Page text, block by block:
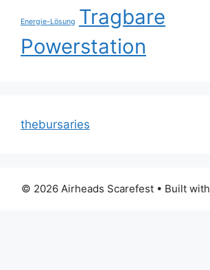
Energie-Lösung Tragbare
Powerstation
thebursaries
© 2026 Airheads Scarefest • Built with